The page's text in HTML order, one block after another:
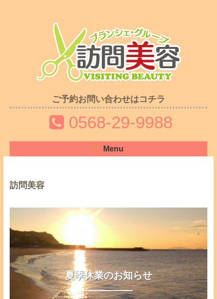
ご予約お問い合わせはコチラ
0568-29-9988
Menu
訪問美容
夏季休業のお知らせ